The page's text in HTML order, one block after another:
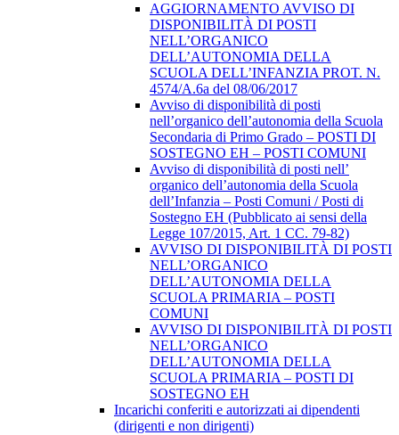
AGGIORNAMENTO AVVISO DI
DISPONIBILITÀ DI POSTI
NELL’ORGANICO
DELL’AUTONOMIA DELLA
SCUOLA DELL’INFANZIA PROT. N.
4574/A.6a del 08/06/2017
Avviso di disponibilità di posti
nell’organico dell’autonomia della Scuola
Secondaria di Primo Grado – POSTI DI
SOSTEGNO EH – POSTI COMUNI
Avviso di disponibilità di posti nell’
organico dell’autonomia della Scuola
dell’Infanzia – Posti Comuni / Posti di
Sostegno EH (Pubblicato ai sensi della
Legge 107/2015, Art. 1 CC. 79-82)
AVVISO DI DISPONIBILITÀ DI POSTI
NELL’ORGANICO
DELL’AUTONOMIA DELLA
SCUOLA PRIMARIA – POSTI
COMUNI
AVVISO DI DISPONIBILITÀ DI POSTI
NELL’ORGANICO
DELL’AUTONOMIA DELLA
SCUOLA PRIMARIA – POSTI DI
SOSTEGNO EH
Incarichi conferiti e autorizzati ai dipendenti
(dirigenti e non dirigenti)